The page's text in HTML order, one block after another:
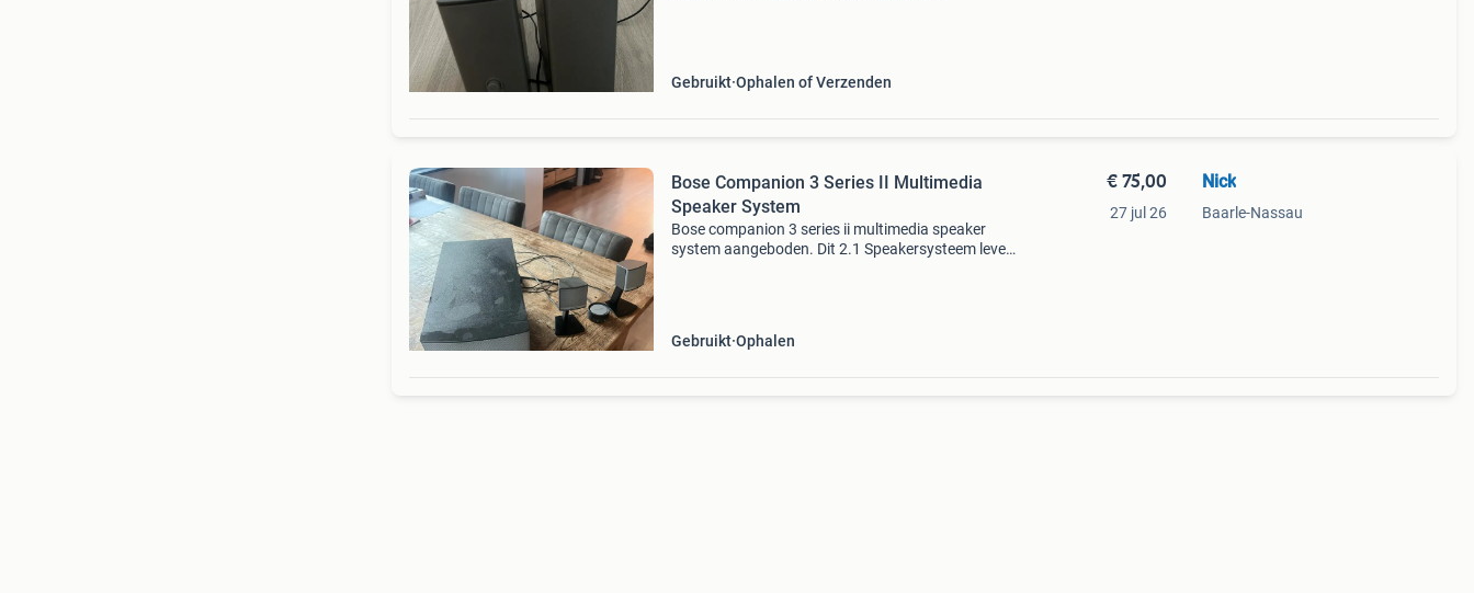
Gebruikt Ophalen of Verzenden
Bose Companion 3 Series II Multimedia
Speaker System
Bose companion 3 series ii multimedia speaker
system aangeboden. Dit 2.1 Speakersysteem levert
Gebruikt Ophalen
€ 75,00
27 jul 26
Nick
Baarle-Nassau